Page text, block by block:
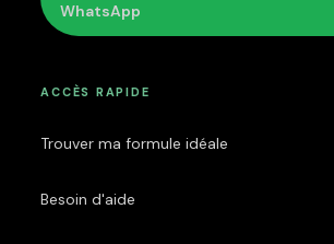
WhatsApp
ACCÈS RAPIDE
Trouver ma formule idéale
Besoin d'aide